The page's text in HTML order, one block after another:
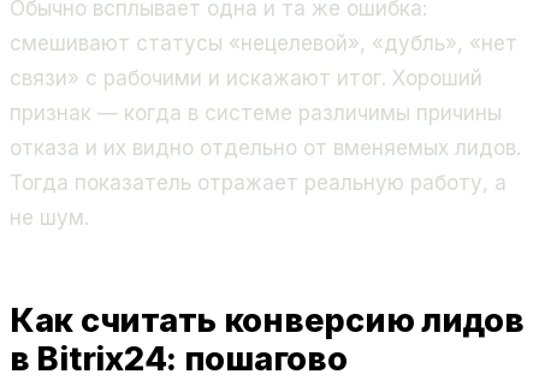
Обычно всплывает одна и та же ошибка:
смешивают статусы «нецелевой», «дубль», «нет
связи» с рабочими и искажают итог. Хороший
признак — когда в системе различимы причины
отказа и их видно отдельно от вменяемых лидов.
Тогда показатель отражает реальную работу, а
не шум.
Как считать конверсию лидов
в Bitrix24: пошагово